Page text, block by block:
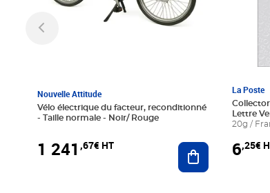
Nouvelle Attitude
Vélo électrique du facteur, reconditionné
- Taille normale - Noir/ Rouge
1 241 ,67€ HT Ajouter au
La Poste
Lettre
20g /
6,25€